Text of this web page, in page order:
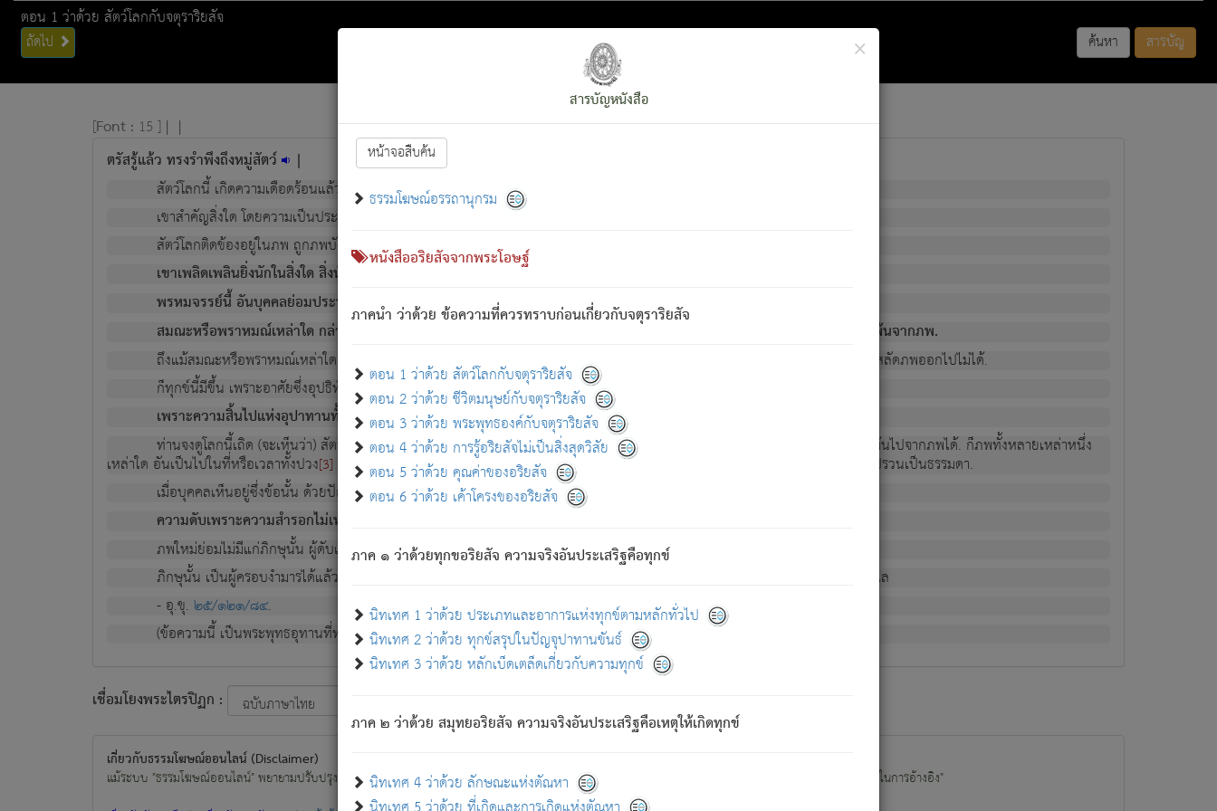
ตอน 1 ว่าด้วย สัตว์โลกกับจตุราริยสัจ
ถัดไป ค้นหา สารบัญ
×
สารบัญหนังสือ
หน้าจอสืบค้น
ธรรมโฆษณ์อรรถานุกรม
หนังสืออริยสัจจากพระโอษฐ์
ภาคนำ ว่าด้วย ข้อความที่ควรทราบก่อนเกี่ยวกับจตุราริยสัจ
ตอน 1 ว่าด้วย สัตว์โลกกับจตุราริยสัจ
ตอน 2 ว่าด้วย ชีวิตมนุษย์กับจตุราริยสัจ
ตอน 3 ว่าด้วย พระพุทธองค์กับจตุราริยสัจ
ตอน 4 ว่าด้วย การรู้อริยสัจไม่เป็นสิ่งสุดวิสัย
ตอน 5 ว่าด้วย คุณค่าของอริยสัจ
ตอน 6 ว่าด้วย เค้าโครงของอริยสัจ
ภาค ๑ ว่าด้วยทุกขอริยสัจ ความจริงอันประเสริฐคือทุกข์
นิทเทศ 1 ว่าด้วย ประเภทและอาการแห่งทุกข์ตามหลักทั่วไป
นิทเทศ 2 ว่าด้วย ทุกข์สรุปในปัญจุปาทานขันธ์
นิทเทศ 3 ว่าด้วย หลักเบ็ดเตล็ดเกี่ยวกับความทุกข์
ภาค ๒ ว่าด้วย สมุทยอริยสัจ ความจริงอันประเสริฐคือเหตุให้เกิดทุกข์
นิทเทศ 4 ว่าด้วย ลักษณะแห่งตัณหา
[Font : 15 ] | |
ตรัสรู้แล้ว ทรงรำพึงถึงหมู่สัตว์ |
สัตว์โลกนี้ เกิดความเดือดร้อนแล้ว มีผัสสะบังหน้า[1]ย่อมกล่าวซึ่งโรค (ความเสียดแทง) นั้นโดยความเป็นตัวเป็นตน
เขาสำคัญสิ่งใด โดยความเป็นประการใด แต่สิ่งนั้นย่อมเป็น (ตามที่เป็นจริง) โดยประการอื่นจากที่เขาสำคัญนั้น
สัตว์โลกติดข้องอยู่ในภพ ถูกภพบังหน้าแล้ว มีภพโดยความเป็นอย่างอื่น (จากที่มันเป็นอยู่จริง) จึงได้เพลิดเพลินยิ่งนักในภพนั้น
เขาเพลิดเพลินยิ่งนักในสิ่งใด สิ่งนั้นเป็นภัย (ที่เขาไม่รู้จัก) : เขากลัวต่อสิ่งใดสิ่งนั้นเป็นทุกข์
พรหมจรรย์นี้ อันบุคคลย่อมประพฤติ ก็เพื่อการละขาดซึ่งภพ.
สมณะหรือพราหมณ์เหล่าใด กล่าวความหลุดพ้นจากภพว่ามีได้เพราะภพ เรากล่าวว่า สมณะหรือพราหมณ์ทั้งปวงนั้น มิใช่ผู้หลดพ้นจากภพ.
ถึงแม้สมณะหรือพราหมณ์เหล่าใด กล่าวความออกไปได้จากภพ ว่ามีได้เพราะวิภพ[2]
: เรากล่าวว่า สมณะหรือพราหมณ์ทั้งปวงนั้น ก็ยังสลัดภพออกไปไม่ได้.
ก็ทุกข์นี้มีขึ้น เพราะอาศัยซึ่งอุปธิทั้งปวง.
เพราะความสิ้นไปแห่งอุปาทานทั้งปวง ความเกิดขึ้นแห่งทุกข์จึงไม่มี.
ท่านจงดูโลกนี้เถิด (จะเห็นว่า) สัตว์ทั้งหลายอันอวิชาหนาแน่นบังหนาแล้ว; และว่า สัตว์ผู้ยินดีในภพอันเป็นแล้วนั้น ย่อมไม่เป็นผู้หลุดพ้นไปจากภพได้. ก็ภพทั้งหลายเหล่าหนึ่ง
เหล่าใด อันเป็นไปในที่หรือเวลาทั้งปวง[3] เพื่อความมีแห่งประโยชน์โดยประการทั้งปวง; ภพทั้งหลายทั้งหมดนั้น ไม่เที่ยง เป็นทุกข์ มีความแปรปรวนเป็นธรรมดา.
เมื่อบุคคลเห็นอยู่ซึ่งข้อนั้น ด้วยปัญญาอันชอบตามที่เป็นจริงอย่างนี้อยู่; เขาย่อมละภวตัณหาได้ และไม่เพลิดเพลินวิภวตัณหาด้วย.
ความดับเพราะความสำรอกไม่เหลือ (แห่งภพทั้งหลาย) เพราะความสิ้นไปแห่งตัณหาโดยประการทั้งปวง นั้นคือนิพพาน.
ภพใหม่ย่อมไม่มีแก่ภิกษุนั้น ผู้ดับเย็นสนิทแล้ว เพราะไม่มีความยึดมั่น
ภิกษุนั้น เป็นผู้ครอบงำมารได้แล้ว ชนะสงครามแล้ว ก้าวล่วงภพทั้งหลายทั้งปวงได้แล้ว เป็นผู้คงที่ (คือไม่เปลี่ยนแปลงอีกต่อไป). ดังนี้แล
- อุ.ขุ.๒๕/๑๒๑/๘๔.
(ข้อความนี้ เป็นพระพุทธอุทานที่ทรงเปล่งออก ที่โคนต้นโพธิ์เป็นที่ตรัสรู้ เมื่อตรัสรู้แล้วได้ 7 วัน)
เชื่อมโยงพระไตรปิฏก :
เกี่ยวกับธรรมโฆษณ์ออนไลน์ (Disclaimer)
แม้ระบบ "ธรรมโฆษณ์ออนไลน์" พยายามปรับปรุงข้อมูลให้ถูกต้องมากที่สุด ผู้ศึกษาก็พึงตรวจสอบกับตัวเล่มหนังสือต้นฉบับ ที่มีการพิมพ์ครั้งล่าสุด ก่อนนำข้อมูลไปใช้ในการอ้างอิง"